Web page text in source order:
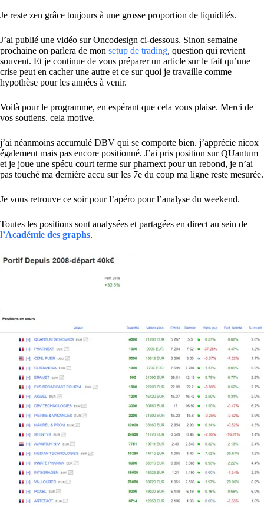
Je reste zen grâce toujours à une grosse proportion de liquidités.
J’ai publié une vidéo sur Oncodesign ci-dessous. Sinon semaine
prochaine on parlera de mon setup de trading, question qui revient
souvent. Et je continue de vous préparer un article sur le fait qu’une
crise peut en cacher une autre et ce sur quoi je travaille comme
hypothèse pour les années à venir.
Voilà pour le programme, en espérant que cela vous plaise. Merci de
vos soutiens. cela motive.
j’ai néanmoins accumulé DBV qui se comporte bien. j’apprécie nicox
également mais pas encore positionné. J’ai pris position sur QUantum
et je joue une spécu court terme sur pharnext pour un rebond, je n’ai
pas touché ma dernière accu sur les 7e du coup ma ligne reste mesurée.
Je vous retrouve ce soir pour l’apéro pour l’analyse du weekend.
Toutes les positions sont analysées et partagées en direct au sein de
l’Académie des graphs.